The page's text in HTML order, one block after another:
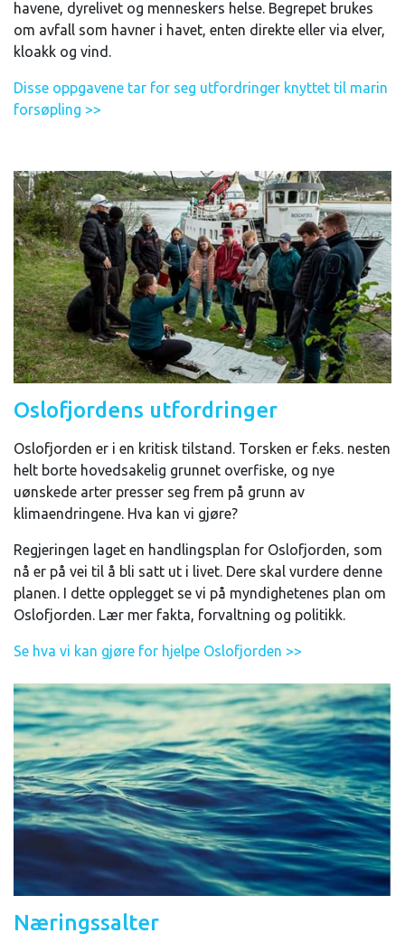
havene, dyrelivet og menneskers helse. Begrepet brukes
om avfall som havner i havet, enten direkte eller via elver,
kloakk og vind.
Disse oppgavene tar for seg utfordringer knyttet til marin
forsøpling >>
Oslofjordens utfordringer
Oslofjorden er i en kritisk tilstand. Torsken er f.eks. nesten
helt borte hovedsakelig grunnet overfiske, og nye
uønskede arter presser seg frem på grunn av
klimaendringene. Hva kan vi gjøre?
Regjeringen laget en handlingsplan for Oslofjorden, som
nå er på vei til å bli satt ut i livet. Dere skal vurdere denne
planen. I dette opplegget se vi på myndighetenes plan om
Oslofjorden. Lær mer fakta, forvaltning og politikk.
Se hva vi kan gjøre for hjelpe Oslofjorden >>
Næringssalter